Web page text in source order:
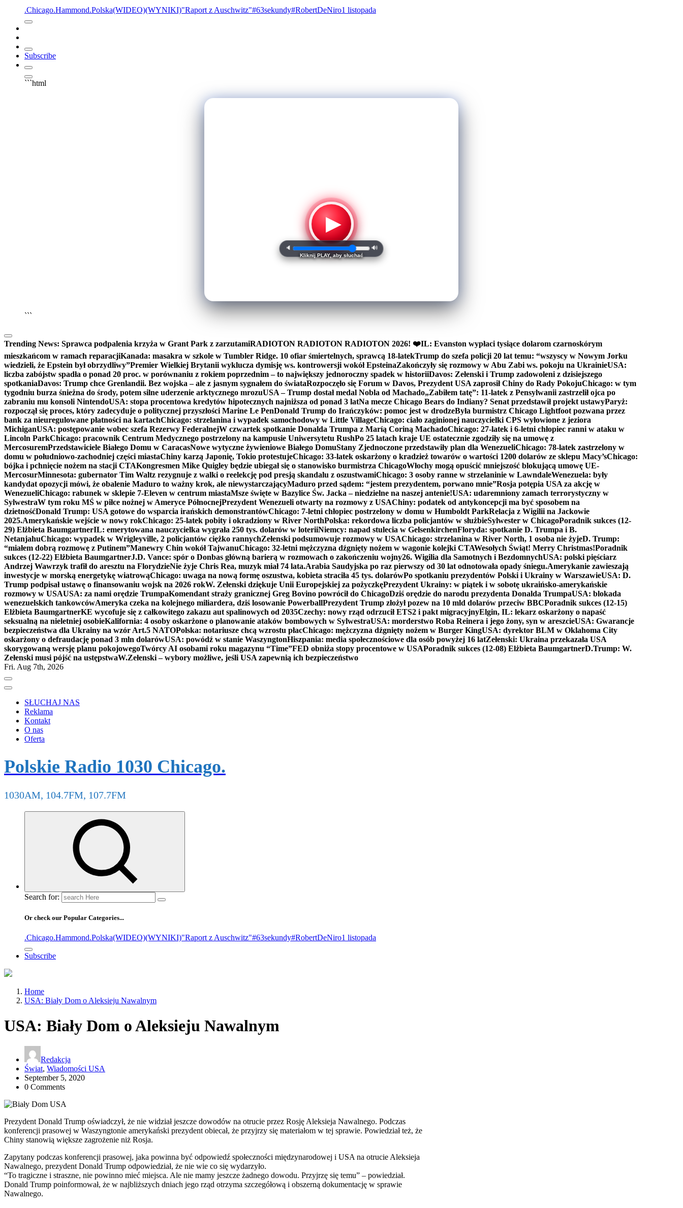
.Chicago.Hammond.Polska(WIDEO)(WYNIKI)"Raport z Auschwitz"#63sekundy#RobertDeNiro1 listopada
Subscribe
```html
▶
🔈 🔊
Kliknij PLAY, aby słuchać
```
Trending News: Sprawca podpalenia krzyża w Grant Park z zarzutamiRADIOTON RADIOTON RADIOTON 2026! ❤️IL: Evanston wypłaci tysiące dolarom czarnoskórym
mieszkańcom w ramach reparacjiKanada: masakra w szkole w Tumbler Ridge. 10 ofiar śmiertelnych, sprawcą 18-latekTrump do szefa policji 20 lat temu: “wszyscy w Nowym Jorku
wiedzieli, że Epstein był obrzydliwy”Premier Wielkiej Brytanii wyklucza dymisję ws. kontrowersji wokół EpsteinaZakończyły się rozmowy w Abu Zabi ws. pokoju na UkrainieUSA:
liczba zabójstw spadła o ponad 20 proc. w porównaniu z rokiem poprzednim – to największy jednoroczny spadek w historiiDavos: Zełenski i Trump zadowoleni z dzisiejszego
spotkaniaDavos: Trump chce Grenlandii. Bez wojska – ale z jasnym sygnałem do świataRozpoczęło się Forum w Davos, Prezydent USA zaprosił Chiny do Rady PokojuChicago: w tym
tygodniu burza śnieżna do środy, potem silne uderzenie arktycznego mrozuUSA – Trump dostał medal Nobla od Machado„Zabiłem tatę”: 11-latek z Pensylwanii zastrzelił ojca po
zabraniu mu konsoli NintendoUSA: stopa procentowa kredytów hipotecznych najniższa od ponad 3 latNa mecze Chicago Bears do Indiany? Senat przedstawił projekt ustawyParyż:
rozpoczął się proces, który zadecyduje o politycznej przyszłości Marine Le PenDonald Trump do Irańczyków: pomoc jest w drodzeByła burmistrz Chicago Lightfoot pozwana przez
bank za nieuregulowane płatności na kartachChicago: strzelanina i wypadek samochodowy w Little VillageChicago: ciało zaginionej nauczycielki CPS wyłowione z jeziora
MichiganUSA: postępowanie wobec szefa Rezerwy FederalnejW czwartek spotkanie Donalda Trumpa z Maríą Coriną MachadoChicago: 27-latek i 6-letni chłopiec ranni w ataku w
Lincoln ParkChicago: pracownik Centrum Medycznego postrzelony na kampusie Uniwersytetu RushPo 25 latach kraje UE ostatecznie zgodziły się na umowę z
MercosuremPrzedstawiciele Białego Domu w CaracasNowe wytyczne żywieniowe Białego DomuStany Zjednoczone przedstawiły plan dla WenezueliChicago: 78-latek zastrzelony w
domu w południowo-zachodniej części miastaChiny karzą Japonię, Tokio protestujeChicago: 33-latek oskarżony o kradzież towarów o wartości 1200 dolarów ze sklepu Macy’sChicago:
bójka i pchnięcie nożem na stacji CTAKongresmen Mike Quigley będzie ubiegał się o stanowisko burmistrza ChicagoWłochy mogą opuścić mniejszość blokującą umowę UE-
MercosurMinnesota: gubernator Tim Waltz rezygnuje z walki o reelekcję pod presją skandalu z oszustwamiChicago: 3 osoby ranne w strzelaninie w LawndaleWenezuela: były
kandydat opozycji mówi, że obalenie Maduro to ważny krok, ale niewystarczającyMaduro przed sądem: “jestem prezydentem, porwano mnie”Rosja potępia USA za akcję w
WenezueliChicago: rabunek w sklepie 7-Eleven w centrum miastaMsze święte w Bazylice Św. Jacka – niedzielne na naszej antenie!USA: udaremniony zamach terrorystyczny w
SylwestraW tym roku MŚ w piłce nożnej w Ameryce PółnocnejPrezydent Wenezueli otwarty na rozmowy z USAChiny: podatek od antykoncepcji ma być sposobem na
dzietnośćDonald Trump: USA gotowe do wsparcia irańskich demonstrantówChicago: 7-letni chłopiec postrzelony w domu w Humboldt ParkRelacja z Wigilii na Jackowie
2025.Amerykańskie wejście w nowy rokChicago: 25-latek pobity i okradziony w River NorthPolska: rekordowa liczba policjantów w służbieSylwester w ChicagoPoradnik sukces (12-
29) Elżbieta BaumgartnerIL: emerytowana nauczycielka wygrała 250 tys. dolarów w loteriiNiemcy: napad stulecia w GelsenkirchenFloryda: spotkanie D. Trumpa i B.
NetanjahuChicago: wypadek w Wrigleyville, 2 policjantów ciężko rannychZełenski podsumowuje rozmowy w USAChicago: strzelanina w River North, 1 osoba nie żyjeD. Trump:
“miałem dobrą rozmowę z Putinem”Manewry Chin wokół TajwanuChicago: 32-letni mężczyzna dźgnięty nożem w wagonie kolejki CTAWesołych Świąt! Merry Christmas!Poradnik
sukces (12-22) Elżbieta BaumgartnerJ.D. Vance: spór o Donbas główną barierą w rozmowach o zakończeniu wojny26. Wigilia dla Samotnych i BezdomnychUSA: polski pięściarz
Andrzej Wawrzyk trafił do aresztu na FlorydzieNie żyje Chris Rea, muzyk miał 74 lata.Arabia Saudyjska po raz pierwszy od 30 lat odnotowała opady śniegu.Amerykanie zawieszają
inwestycje w morską energetykę wiatrowąChicago: uwaga na nową formę oszustwa, kobieta straciła 45 tys. dolarówPo spotkaniu prezydentów Polski i Ukrainy w WarszawieUSA: D.
Trump podpisał ustawę o finansowaniu wojsk na 2026 rokW. Zełenski dziękuje Unii Europejskiej za pożyczkęPrezydent Ukrainy: w piątek i w sobotę ukraińsko-amerykańskie
rozmowy w USAUSA: za nami orędzie TrumpaKomendant straży granicznej Greg Bovino powrócił do ChicagoDziś orędzie do narodu prezydenta Donalda TrumpaUSA: blokada
wenezuelskich tankowcówAmeryka czeka na kolejnego miliardera, dziś losowanie PowerballPrezydent Trump złożył pozew na 10 mld dolarów przeciw BBCPoradnik sukces (12-15)
Elżbieta BaumgartnerKE wycofuje się z całkowitego zakazu aut spalinowych od 2035Czechy: nowy rząd odrzucił ETS2 i pakt migracyjnyElgin, IL: lekarz oskarżony o napaść
seksualną na nieletniej osobieKalifornia: 4 osoby oskarżone o planowanie ataków bombowych w SylwestraUSA: morderstwo Roba Reinera i jego żony, syn w areszcieUSA: Gwarancje
bezpieczeństwa dla Ukrainy na wzór Art.5 NATOPolska: notariusze chcą wzrostu płacChicago: mężczyzna dźgnięty nożem w Burger KingUSA: dyrektor BLM w Oklahoma City
oskarżony o defraudację ponad 3 mln dolarówUSA: powódź w stanie WaszyngtonHiszpania: media społecznościowe dla osób powyżej 16 latZełenski: Ukraina przekazała USA
skorygowaną wersję planu pokojowegoTwórcy AI osobami roku magazynu “Time”FED obniża stopy procentowe w USAPoradnik sukces (12-08) Elżbieta BaumgartnerD.Trump: W.
Zełenski musi pójść na ustępstwaW.Zełenski – wybory możliwe, jeśli USA zapewnią ich bezpieczeństwo
Fri. Aug 7th, 2026
SŁUCHAJ NAS
Reklama
Kontakt
O nas
Oferta
Polskie Radio 1030 Chicago.
1030AM, 104.7FM, 107.7FM
Search for:
Or check our Popular Categories...
.Chicago.Hammond.Polska(WIDEO)(WYNIKI)"Raport z Auschwitz"#63sekundy#RobertDeNiro1 listopada
Subscribe
Home
USA: Biały Dom o Aleksieju Nawalnym
USA: Biały Dom o Aleksieju Nawalnym
Redakcja
Świat, Wiadomości USA
September 5, 2020
0 Comments
Prezydent Donald Trump oświadczył, że nie widział jeszcze dowodów na otrucie przez Rosję Aleksieja Nawalnego. Podczas
konferencji prasowej w Waszyngtonie amerykański prezydent obiecał, że przyjrzy się materiałom w tej sprawie. Powiedział też, że
Chiny stanowią większe zagrożenie niż Rosja.
Zapytany podczas konferencji prasowej, jaka powinna być odpowiedź społeczności międzynarodowej i USA na otrucie Aleksieja
Nawalnego, prezydent Donald Trump odpowiedział, że nie wie co się wydarzyło.
“To tragiczne i straszne, nie powinno mieć miejsca. Ale nie mamy jeszcze żadnego dowodu. Przyjrzę się temu” – powiedział.
Donald Trump poinformował, że w najbliższych dniach jego rząd otrzyma szczegółową i obszerną dokumentację w sprawie
Nawalnego.